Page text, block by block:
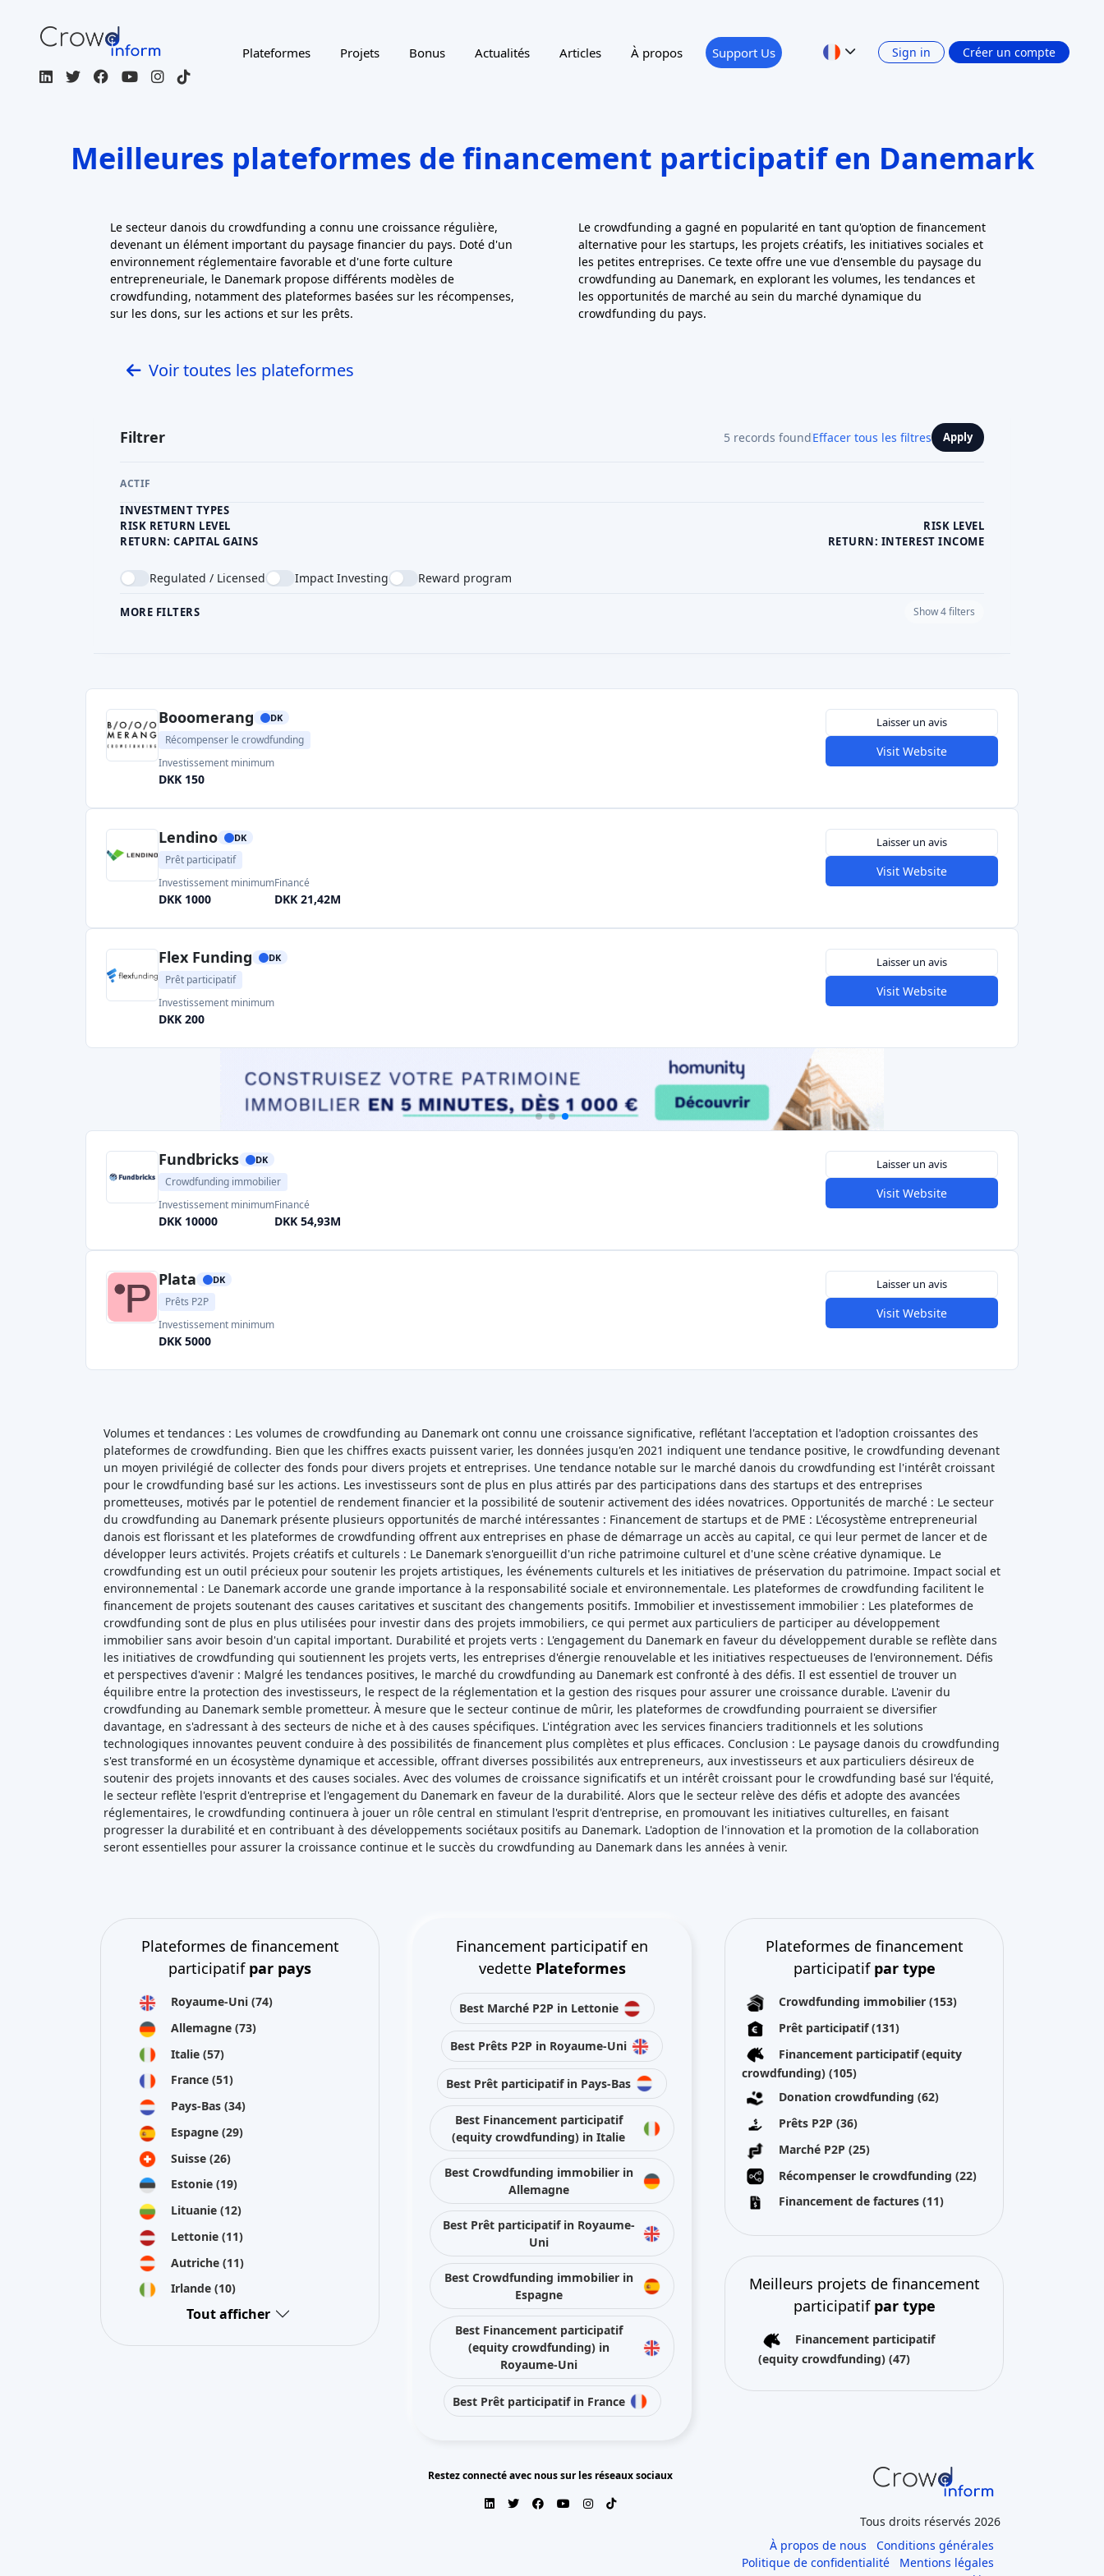
Plateformes Projets Bonus Actualités Articles À propos Support Us Sign in Créer un compte
Meilleures plateformes de financement participatif en Danemark
Le secteur danois du crowdfunding a connu une croissance régulière,
devenant un élément important du paysage financier du pays. Doté d'un
environnement réglementaire favorable et d'une forte culture
entrepreneuriale, le Danemark propose différents modèles de
crowdfunding, notamment des plateformes basées sur les récompenses,
sur les dons, sur les actions et sur les prêts.
Le crowdfunding a gagné en popularité en tant qu'option de financement
alternative pour les startups, les projets créatifs, les initiatives sociales et
les petites entreprises. Ce texte offre une vue d'ensemble du paysage du
crowdfunding au Danemark, en explorant les volumes, les tendances et
les opportunités de marché au sein du marché dynamique du
crowdfunding du pays.
Voir toutes les plateformes
Filtrer 5 records foundEffacer tous les filtres Apply
ACTIF
INVESTMENT TYPES
RISK RETURN LEVEL
RISK LEVEL
RETURN: CAPITAL GAINS
RETURN: INTEREST INCOME
Regulated / Licensed Impact Investing Reward program
MORE FILTERS Show 4 filters
Booomerang DK
Récompenser le crowdfunding
Investissement minimum
DKK 150
Laisser un avis
Visit Website
Lendino DK
Prêt participatif
Investissement minimum
DKK 1000
Financé
DKK 21,42M
Laisser un avis
Visit Website
Flex Funding DK
Prêt participatif
Investissement minimum
DKK 200
Laisser un avis
Visit Website
Fundbricks DK
Crowdfunding immobilier
Investissement minimum
DKK 10000
Financé
DKK 54,93M
Laisser un avis
Visit Website
Plata DK
Prêts P2P
Investissement minimum
DKK 5000
Laisser un avis
Visit Website
Volumes et tendances : Les volumes de crowdfunding au Danemark ont connu une croissance significative, reflétant l'acceptation et l'adoption croissantes des
plateformes de crowdfunding. Bien que les chiffres exacts puissent varier, les données jusqu'en 2021 indiquent une tendance positive, le crowdfunding devenant
un moyen privilégié de collecter des fonds pour divers projets et entreprises. Une tendance notable sur le marché danois du crowdfunding est l'intérêt croissant
pour le crowdfunding basé sur les actions. Les investisseurs sont de plus en plus attirés par des participations dans des startups et des entreprises
prometteuses, motivés par le potentiel de rendement financier et la possibilité de soutenir activement des idées novatrices. Opportunités de marché : Le secteur
du crowdfunding au Danemark présente plusieurs opportunités de marché intéressantes : Financement de startups et de PME : L'écosystème entrepreneurial
danois est florissant et les plateformes de crowdfunding offrent aux entreprises en phase de démarrage un accès au capital, ce qui leur permet de lancer et de
développer leurs activités. Projets créatifs et culturels : Le Danemark s'enorgueillit d'un riche patrimoine culturel et d'une scène créative dynamique. Le
crowdfunding est un outil précieux pour soutenir les projets artistiques, les événements culturels et les initiatives de préservation du patrimoine. Impact social et
environnemental : Le Danemark accorde une grande importance à la responsabilité sociale et environnementale. Les plateformes de crowdfunding facilitent le
financement de projets soutenant des causes caritatives et suscitant des changements positifs. Immobilier et investissement immobilier : Les plateformes de
crowdfunding sont de plus en plus utilisées pour investir dans des projets immobiliers, ce qui permet aux particuliers de participer au développement
immobilier sans avoir besoin d'un capital important. Durabilité et projets verts : L'engagement du Danemark en faveur du développement durable se reflète dans
les initiatives de crowdfunding qui soutiennent les projets verts, les entreprises d'énergie renouvelable et les initiatives respectueuses de l'environnement. Défis
et perspectives d'avenir : Malgré les tendances positives, le marché du crowdfunding au Danemark est confronté à des défis. Il est essentiel de trouver un
équilibre entre la protection des investisseurs, le respect de la réglementation et la gestion des risques pour assurer une croissance durable. L'avenir du
crowdfunding au Danemark semble prometteur. À mesure que le secteur continue de mûrir, les plateformes de crowdfunding pourraient se diversifier
davantage, en s'adressant à des secteurs de niche et à des causes spécifiques. L'intégration avec les services financiers traditionnels et les solutions
technologiques innovantes peuvent conduire à des possibilités de financement plus complètes et plus efficaces. Conclusion : Le paysage danois du crowdfunding
s'est transformé en un écosystème dynamique et accessible, offrant diverses possibilités aux entrepreneurs, aux investisseurs et aux particuliers désireux de
soutenir des projets innovants et des causes sociales. Avec des volumes de croissance significatifs et un intérêt croissant pour le crowdfunding basé sur l'équité,
le secteur reflète l'esprit d'entreprise et l'engagement du Danemark en faveur de la durabilité. Alors que le secteur relève des défis et adopte des avancées
réglementaires, le crowdfunding continuera à jouer un rôle central en stimulant l'esprit d'entreprise, en promouvant les initiatives culturelles, en faisant
progresser la durabilité et en contribuant à des développements sociétaux positifs au Danemark. L'adoption de l'innovation et la promotion de la collaboration
seront essentielles pour assurer la croissance continue et le succès du crowdfunding au Danemark dans les années à venir.
Plateformes de financement
participatif par pays
Royaume-Uni (74)
Allemagne (73)
Italie (57)
France (51)
Pays-Bas (34)
Espagne (29)
Suisse (26)
Estonie (19)
Lituanie (12)
Lettonie (11)
Autriche (11)
Irlande (10)
Tout afficher
Financement participatif en
vedette Plateformes
Best Marché P2P in Lettonie
Best Prêts P2P in Royaume-Uni
Best Prêt participatif in Pays-Bas
Best Financement participatif
(equity crowdfunding) in Italie
Best Crowdfunding immobilier in
Allemagne
Best Prêt participatif in Royaume-
Uni
Best Crowdfunding immobilier in
Espagne
Best Financement participatif
(equity crowdfunding) in
Royaume-Uni
Best Prêt participatif in France
Plateformes de financement
participatif par type
Crowdfunding immobilier (153)
Prêt participatif(131)
Financement participatif (equity
crowdfunding) (105)
Donation crowdfunding (62)
Prêts P2P (36)
Marché P2P (25)
Récompenser le crowdfunding (22)
Financement de factures (11)
Meilleurs projets de financement
participatif par type
Financement participatif
(equity crowdfunding) (47)
Restez connecté avec nous sur les réseaux sociaux
Tous droits réservés 2026
À propos de nous
Conditions générales
Politique de confidentialité
Mentions légales